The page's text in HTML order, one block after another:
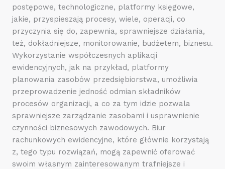
postępowe, technologiczne, platformy księgowe,
jakie, przyspieszają procesy, wiele, operacji, co
przyczynia się do, zapewnia, sprawniejsze działania,
też, dokładniejsze, monitorowanie, budżetem, biznesu.
Wykorzystanie współczesnych aplikacji
ewidencyjnych, jak na przykład, platformy
planowania zasobów przedsiębiorstwa, umożliwia
przeprowadzenie jedność odmian składników
procesów organizacji, a co za tym idzie pozwala
sprawniejsze zarządzanie zasobami i usprawnienie
czynności biznesowych zawodowych. Biur
rachunkowych ewidencyjne, które głównie korzystają
z, tego typu rozwiązań, mogą zapewnić oferować
swoim własnym zainteresowanym trafniejsze i